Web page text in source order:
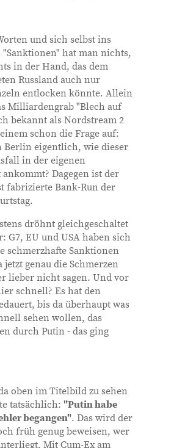
und sich selbst ins
hat man nichts,
in der Hand, das dem
Russland auch nur
entlocken könnte. Allein
Milliardengrab "Blech auf
bekannt als Nordstream 2
schon die Frage auf:
Berlin eigentlich, wie dieser
in der eigenen
Dagegen ist der
fabrizierte Bank-Run der
dröhnt gleichgeschaltet
G7, EU und USA haben sich
schmerzhafte Sanktionen
jetzt genau die Schmerzen
lieber nicht sagen. Und vor
schnell? Es hat den
bis da überhaupt was
sehen wollen, das
durch Putin - das ging
oben im Titelbild zu sehen
tatsächlich: "Putin habe
begangen". Das wird der
früh genug beweisen, wer
Mit Cum-Ex am